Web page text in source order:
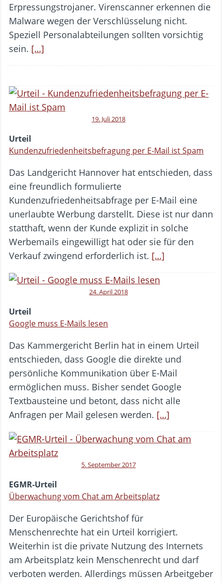
Erpressungstrojaner. Virenscanner erkennen die
Malware wegen der Verschlüsselung nicht.
Speziell Personalabteilungen sollten vorsichtig
sein. […]
19. Juli 2018
Urteil
Kundenzufriedenheitsbefragung per E-Mail ist Spam
Das Landgericht Hannover hat entschieden, dass
eine freundlich formulierte
Kundenzufriedenheitsabfrage per E-Mail eine
unerlaubte Werbung darstellt. Diese ist nur dann
statthaft, wenn der Kunde explizit in solche
Werbemails eingewilligt hat oder sie für den
Verkauf zwingend erforderlich ist. […]
24. April 2018
Urteil
Google muss E-Mails lesen
Das Kammergericht Berlin hat in einem Urteil
entschieden, dass Google die direkte und
persönliche Kommunikation über E-Mail
ermöglichen muss. Bisher sendet Google
Textbausteine und betont, dass nicht alle
Anfragen per Mail gelesen werden. […]
5. September 2017
EGMR-Urteil
Überwachung vom Chat am Arbeitsplatz
Der Europäische Gerichtshof für
Menschenrechte hat ein Urteil korrigiert.
Weiterhin ist die private Nutzung des Internets
am Arbeitsplatz kein Menschenrecht und darf
verboten werden. Allerdings müssen Arbeitgeber